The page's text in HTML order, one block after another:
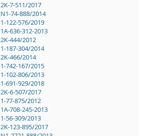
2K-7-511/2017
N1-74-888/2014
1-122-576/2019
1A-636-312-2013
2K-444/2012
1-187-304/2014
2K-466/2014
1-742-167/2015
1-102-806/2013
1-691-929/2018
2K-6-507/2017
1-77-875/2012
1A-708-245-2013
1-56-309/2013
2K-123-895/2017